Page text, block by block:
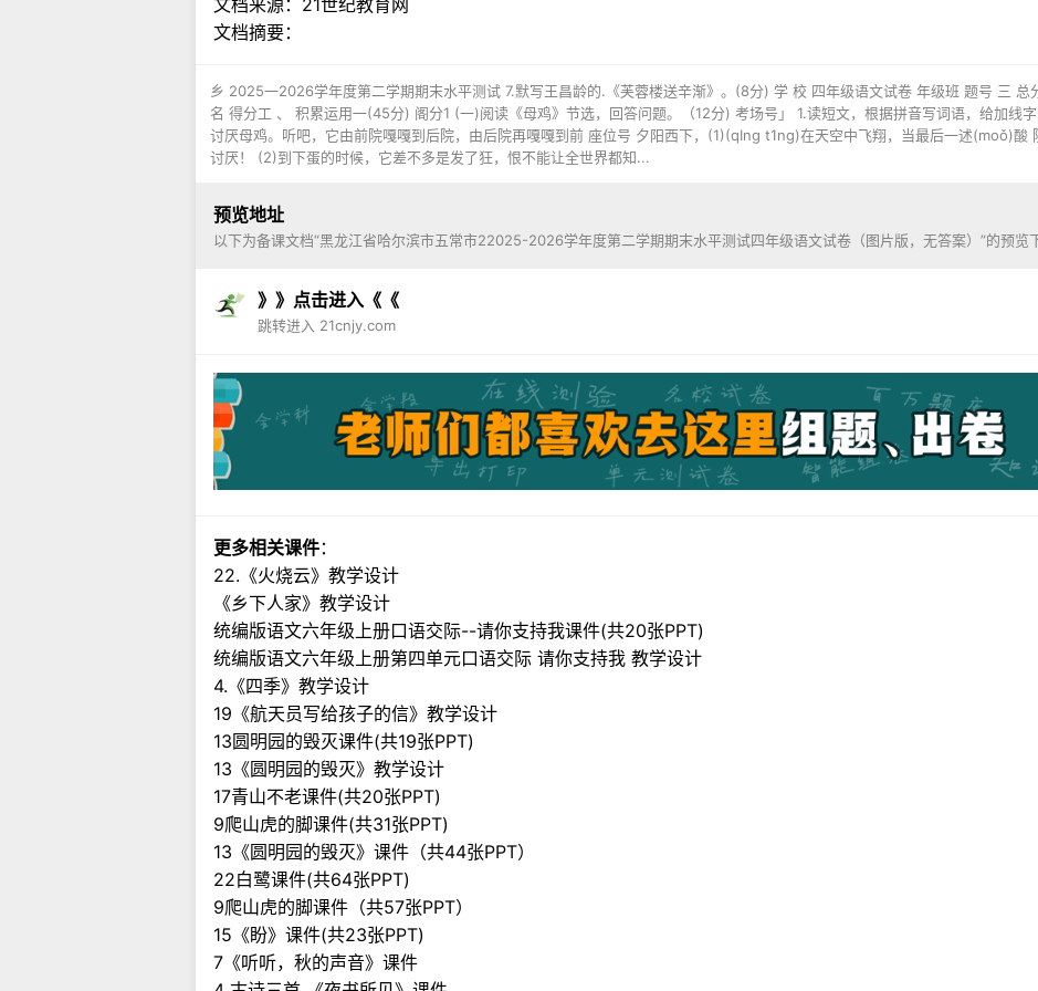
文档来源： 21世纪教育网
文档摘要：
乡 2025一2026学年度第二学期期末水平测试 7.默写王昌龄的.《芙蓉楼送辛渐》。(8分) 学 校 四年级语文试卷 年级班 题号 三
名 得分工 、 积累运用一(45分) 阁分1 (一)阅读《母鸡》节选，回答问题。（12分) 考场号」 1.读短文，根据拼音写词语，给加线
讨厌母鸡。听吧，它由前院嘎嘎到后院，由后院再嘎嘎到前 座位号 夕阳西下，(1)(qIng t1ng)在天空中飞翔，当最后一述(moǒ)酸
讨厌！ (2)到下蛋的时候，它差不多是发了狂，恨不能让全世界都知...
预览地址
以下为备课文档“黑龙江省哈尔滨市五常市22025-2026学年度第二学期期末水平测试四年级语文试卷（图片版，无答案）”的预览
》》点击进入《《
跳转进入 21cnjy.com
更多相关课件：
22.《火烧云》教学设计
《乡下人家》教学设计
统编版语文六年级上册口语交际--请你支持我课件(共20张PPT)
统编版语文六年级上册第四单元口语交际 请你支持我 教学设计
4.《四季》教学设计
19《航天员写给孩子的信》教学设计
13圆明园的毁灭课件(共19张PPT)
13《圆明园的毁灭》教学设计
17青山不老课件(共20张PPT)
9爬山虎的脚课件(共31张PPT)
13《圆明园的毁灭》课件（共44张PPT）
22白鹭课件(共64张PPT)
9爬山虎的脚课件（共57张PPT）
15《盼》课件(共23张PPT)
7《听听，秋的声音》课件